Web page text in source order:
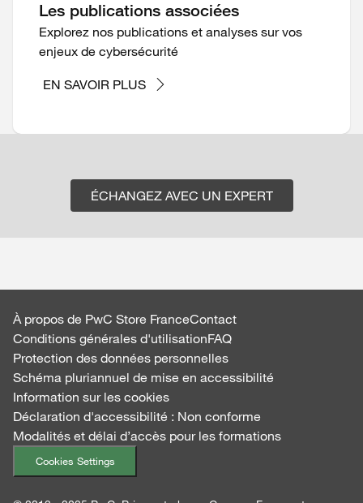
Les publications associées
Explorez nos publications et analyses sur vos
enjeux de cybersécurité
EN SAVOIR PLUS
ÉCHANGEZ AVEC UN EXPERT
À propos de PwC Store FranceContact
Conditions générales d'utilisationFAQ
Protection des données personnelles
Schéma pluriannuel de mise en accessibilité
Information sur les cookies
Déclaration d'accessibilité : Non conforme
Modalités et délai d’accès pour les formations
Cookies Settings